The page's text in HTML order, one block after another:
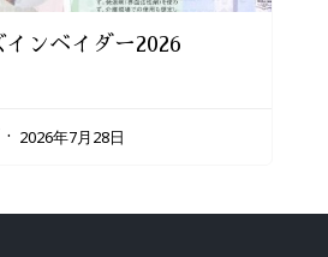
インベイダー2026
2026年7月28日